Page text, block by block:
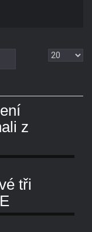
Zobrazit
z
tři